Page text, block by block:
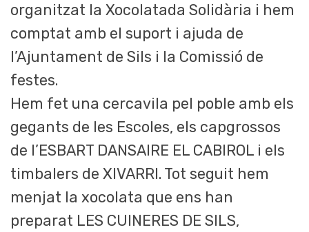
organitzat la Xocolatada Solidària i hem
comptat amb el suport i ajuda de
l’Ajuntament de Sils i la Comissió de
festes.
Hem fet una cercavila pel poble amb els
gegants de les Escoles, els capgrossos
de l’ESBART DANSAIRE EL CABIROL i els
timbalers de XIVARRI. Tot seguit hem
menjat la xocolata que ens han
preparat LES CUINERES DE SILS,